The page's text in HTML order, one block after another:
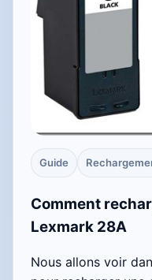
Guide
Comment
Lexmark 28A
Nous allons voir